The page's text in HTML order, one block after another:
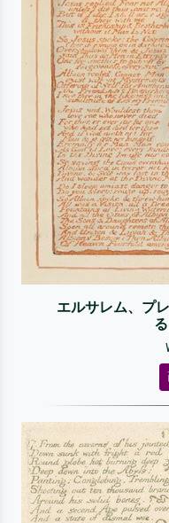
エルサレム、プ